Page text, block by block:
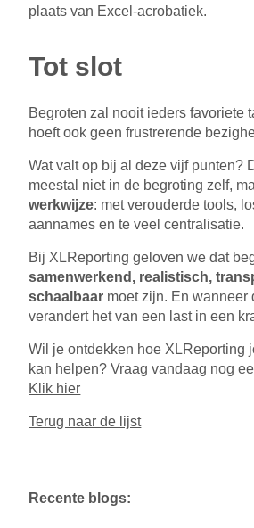
plaats van Excel-acrobatiek.
Tot slot
Begroten zal nooit ieders favoriete
hoeft ook geen frustrerende
Wat valt op bij al deze vijf punten?
meestal niet in de begroting zelf,
werkwijze: met verouderde tools,
aannames en te veel centralisatie.
Bij XLReporting geloven we dat
samenwerkend, realistisch,
schaalbaar moet zijn. En wanneer
verandert het van een last in een
Wil je ontdekken hoe XLReporting
kan helpen? Vraag vandaag nog
Klik hier
Terug naar de lijst
Recente blogs: